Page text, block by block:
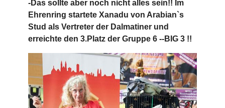
-Das sollte aber noch nicht alles sein!! Im
Ehrenring startete Xanadu von Arabian`s
Stud als Vertreter der Dalmatiner und
erreichte den 3.Platz der Gruppe 6 --BIG 3 !!